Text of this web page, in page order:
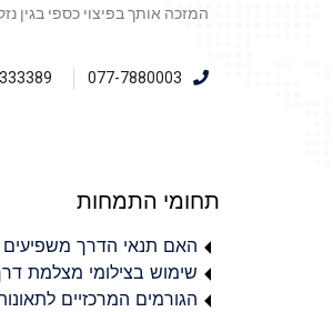
המזכה אותך בפיצוי כספי בגין
077-7880003
תחומי התמחות
האם תנאי הדרך
שימוש בצילומי מצלמת
הגורמים המרכזיים